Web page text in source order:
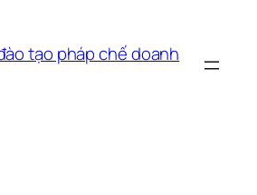
tạo pháp chế doanh